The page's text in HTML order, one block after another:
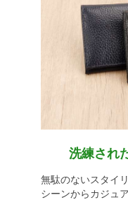
洗練され
無駄のないスタイ
シーンからカジュ